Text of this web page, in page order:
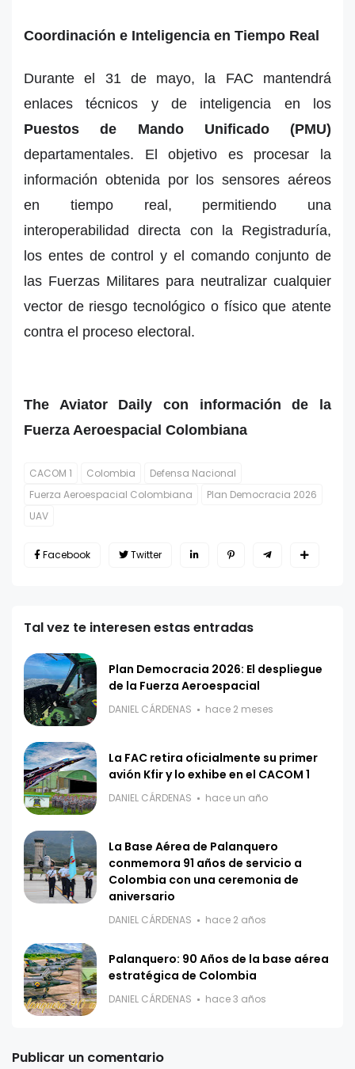
Coordinación e Inteligencia en Tiempo Real
Durante el 31 de mayo, la FAC mantendrá
enlaces técnicos y de inteligencia en los
Puestos de Mando Unificado (PMU)
departamentales. El objetivo es procesar la
información obtenida por los sensores aéreos
en tiempo real, permitiendo una
interoperabilidad directa con la Registraduría,
los entes de control y el comando conjunto de
las Fuerzas Militares para neutralizar cualquier
vector de riesgo tecnológico o físico que atente
contra el proceso electoral.
The Aviator Daily con información de la
Fuerza Aeroespacial Colombiana
CACOM 1 Colombia
Defensa Nacional
Fuerza Aeroespacial Colombiana
Plan Democracia 2026
UAV
Facebook Twitter
Tal vez te interesen estas entradas
Plan Democracia 2026: El despliegue
de la Fuerza Aeroespacial
DANIEL CÁRDENAS hace 2 meses
La FAC retira oficialmente su primer
avión Kfir y lo exhibe en el CACOM 1
DANIEL CÁRDENAS hace un año
La Base Aérea de Palanquero
conmemora 91 años de servicio a
Colombia con una ceremonia de
aniversario
DANIEL CÁRDENAS hace 2 años
Palanquero: 90 Años de la base aérea
estratégica de Colombia
DANIEL CÁRDENAS hace 3 años
Publicar un comentario